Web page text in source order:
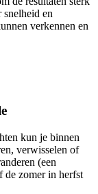
en
verkennen en
kun je binnen
verwisselen of
(een
de zomer in herfst